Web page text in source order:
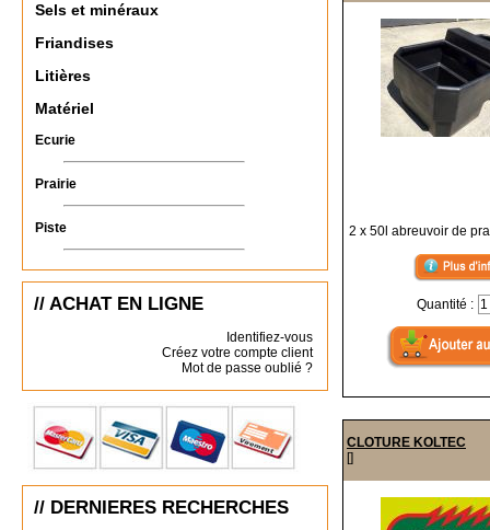
Sels et minéraux
Friandises
Litières
Matériel
Ecurie
Prairie
Piste
// ACHAT EN LIGNE
Identifiez-vous
Créez votre compte client
Mot de passe oublié ?
// DERNIERES RECHERCHES
2 x 50l abreuvoir de
Quantité :
CLOTURE KOLTEC
[]